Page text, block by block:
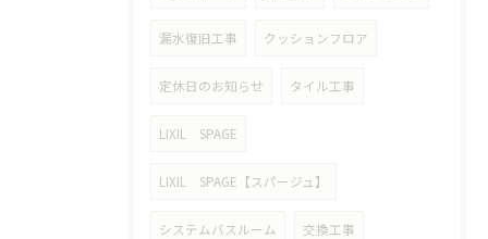
漏水復旧工事 クッションフロア
定休日のお知らせ タイル工事
LIXIL SPAGE
LIXIL SPAGE【スパージュ】
システムバスルーム 交換工事